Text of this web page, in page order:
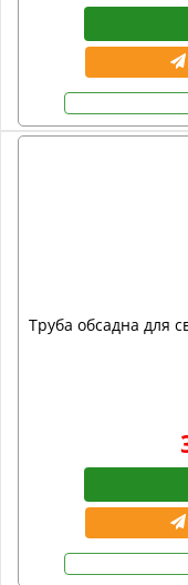
Труба обсадна для